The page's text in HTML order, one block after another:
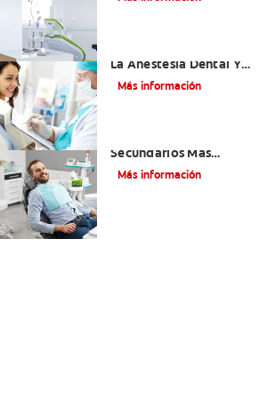
La Anestesia Dental Y
Causas De Tratamiento
Más información
Secundarios Más
Comunes De La
Más información